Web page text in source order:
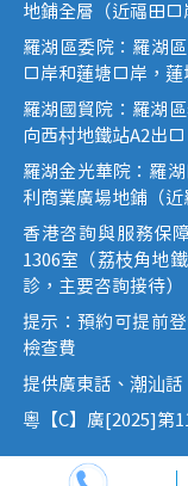
地鋪全層（近福田口
羅湖區委院：羅湖
口岸和蓮塘口岸，蓮
羅湖國貿院：羅湖
向西村地鐵站A2出
羅湖金光華院：羅
利商業廣場地鋪（近
香港咨詢與服務保
1306室（荔枝角地
診，主要咨詢接待）
提示：預約可提前
檢查費
提供廣東話、潮汕
粵【C】廣[2025]第